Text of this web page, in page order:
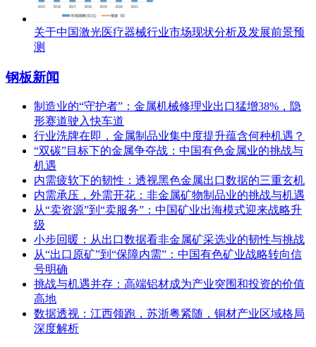
关于中国激光医疗器械行业市场现状分析及发展前景预
测
钢板新闻
制造业的“守护者”：金属机械修理业出口猛增38%，隐
形赛道驶入快车道
行业洗牌在即，金属制品业集中度提升蕴含何种机遇？
“双碳”目标下的金属争夺战：中国有色金属业的挑战与
机遇
内需疲软下的韧性：透视黑色金属出口数据的三重玄机
内需承压，外需开花：非金属矿物制品业的挑战与机遇
从“卖资源”到“卖服务”：中国矿业出海模式迎来战略升
级
小步回暖：从出口数据看非金属矿采选业的韧性与挑战
从“出口原矿”到“保障内需”：中国有色矿业战略转向信
号明确
挑战与机遇并存：高端铝材成为产业突围和投资的价值
高地
数据透视：江西领跑，苏浙粤紧随，铜材产业区域格局
深度解析